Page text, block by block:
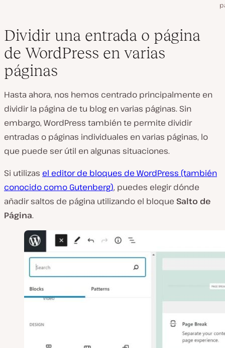
Dividir una entrada o página
de WordPress en varias
páginas
Hasta ahora, nos hemos centrado principalmente en
dividir la página de tu blog en varias páginas. Sin
embargo, WordPress también te permite dividir
entradas o páginas individuales en varias páginas, lo
que puede ser útil en algunas situaciones.
Si utilizas el editor de bloques de WordPress (también
conocido como Gutenberg), puedes elegir dónde
añadir saltos de página utilizando el bloque Salto de
Página.